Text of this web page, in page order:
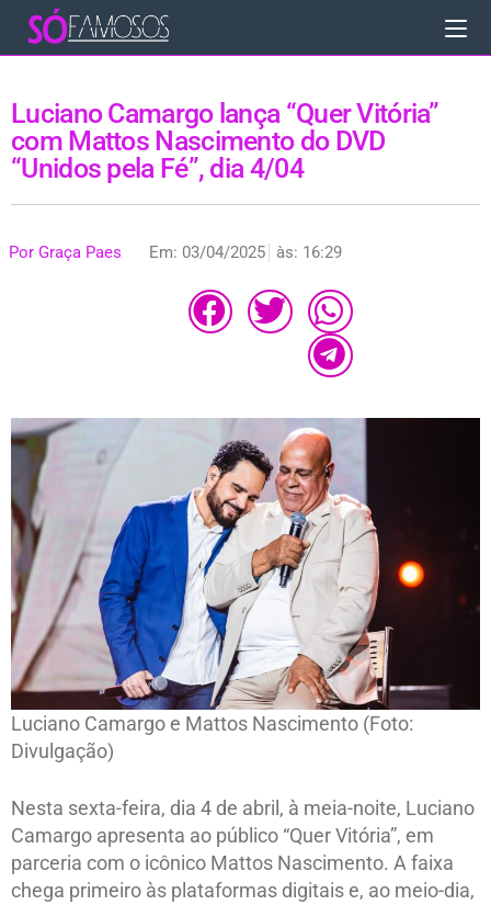
Luciano Camargo lança “Quer Vitória”
com Mattos Nascimento do DVD
“Unidos pela Fé”, dia 4/04
Por Graça Paes Em: 03/04/2025 às: 16:29
Luciano Camargo e Mattos Nascimento (Foto:
Divulgação)
Nesta sexta-feira, dia 4 de abril, à meia-noite, Luciano
Camargo apresenta ao público “Quer Vitória”, em
parceria com o icônico Mattos Nascimento. A faixa
chega primeiro às plataformas digitais e, ao meio-dia,